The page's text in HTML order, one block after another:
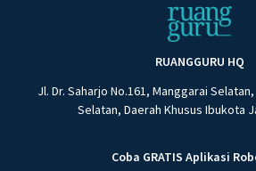
RUANGGURU HQ
Jl. Dr. Saharjo No.161, Manggarai
Selatan, Daerah Khusus Ibukota
Coba GRATIS Aplikasi